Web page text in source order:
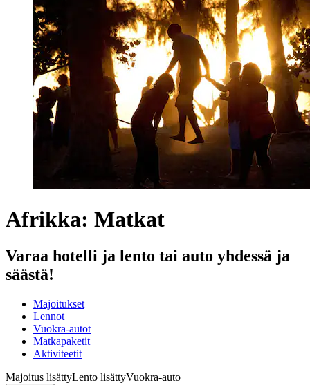
Afrikka: Matkat
Varaa hotelli ja lento tai auto yhdessä ja
säästä!
Majoitukset
Lennot
Vuokra-autot
Matkapaketit
Aktiviteetit
Majoitus lisättyLento lisättyVuokra-auto